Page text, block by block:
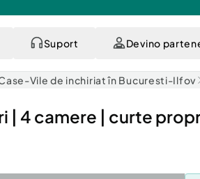
Suport Devino
Vile de inchiriat în Bucuresti-Ilfov
| 4 camere | curte